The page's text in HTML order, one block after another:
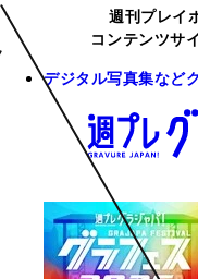
週刊プレイ
コンテンツサ
デジタル写真集など